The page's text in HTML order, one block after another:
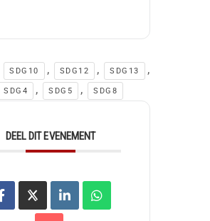
SDG10 , SDG12 , SDG13 ,
SDG4 , SDG5 , SDG8
DEEL DIT EVENEMENT